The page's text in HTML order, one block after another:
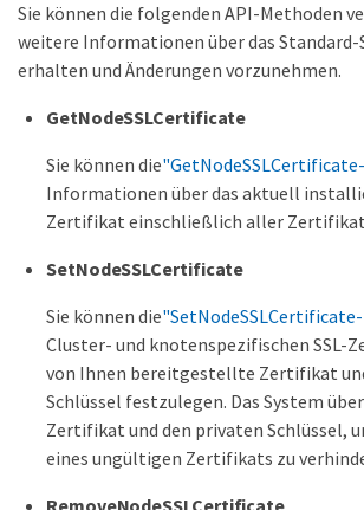
Sie können die folgenden API-Methoden
weitere Informationen über das
erhalten und Änderungen vorzunehmen.
GetNodeSSLCertificate
Sie können die
Informationen über das aktuell
Zertifikat einschließlich aller
SetNodeSSLCertificate
Sie können die
Cluster- und knotenspezifischen SSL-
von Ihnen bereitgestellte Zertifikat
Schlüssel festzulegen. Das System
Zertifikat und den privaten Schlüssel,
eines ungültigen Zertifikats zu
RemoveNodeSSLCertificate